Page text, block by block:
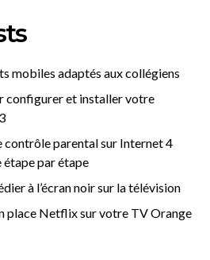
mobiles adaptés aux collégiens
configurer et installer votre
contrôle parental sur Internet 4
étape par étape
à l’écran noir sur la télévision
place Netflix sur votre TV Orange